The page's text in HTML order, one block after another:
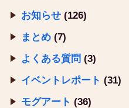
お知らせ (126)
まとめ (7)
よくある質問 (3)
イベントレポート (31)
モグアート (36)